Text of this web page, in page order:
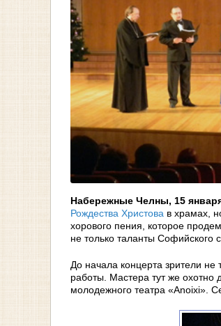
Набережные Челны, 15
Рождества Христова в храмах,
хорового пения, которое
не только таланты Софийского
До начала концерта зрители
работы. Мастера тут же
молодежного театра «Anoixi».